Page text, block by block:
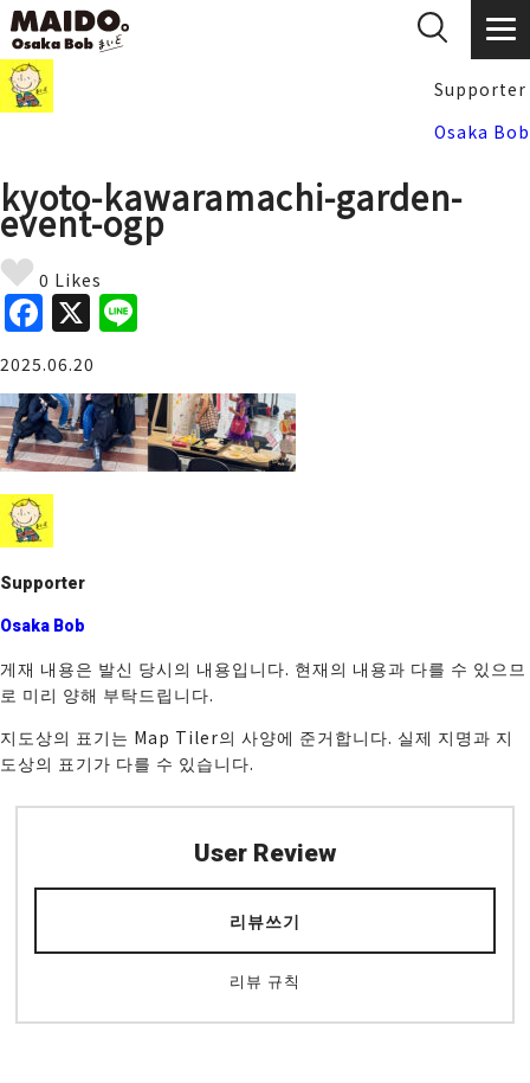
Supporter
Osaka Bob
kyoto-kawaramachi-garden-
event-ogp
0 Likes
F
a
c
e
b
o
o
k
X
e
2025.06.20
Supporter
Osaka Bob
게재 내용은 발신 당시의 내용입니다. 현재의 내용과 다를 수 있으므
로 미리 양해 부탁드립니다.
지도상의 표기는 Map Tiler의 사양에 준거합니다. 실제 지명과 지
도상의 표기가 다를 수 있습니다.
User Review
리뷰쓰기
리뷰 규칙